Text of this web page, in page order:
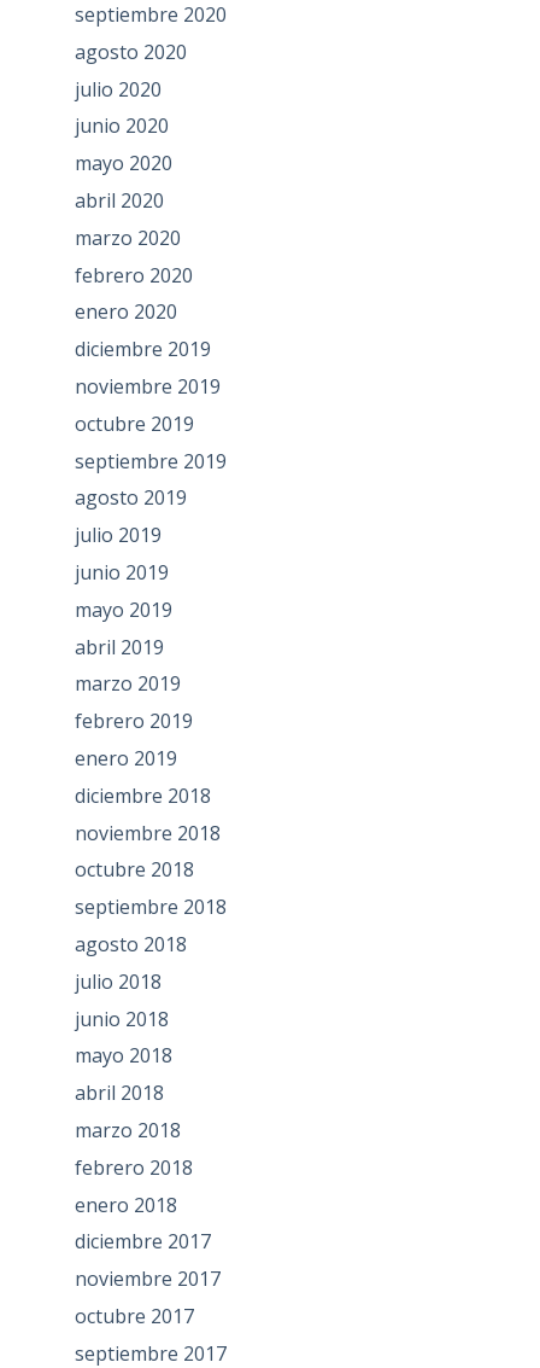
septiembre 2020
agosto 2020
julio 2020
junio 2020
mayo 2020
abril 2020
marzo 2020
febrero 2020
enero 2020
diciembre 2019
noviembre 2019
octubre 2019
septiembre 2019
agosto 2019
julio 2019
junio 2019
mayo 2019
abril 2019
marzo 2019
febrero 2019
enero 2019
diciembre 2018
noviembre 2018
octubre 2018
septiembre 2018
agosto 2018
julio 2018
junio 2018
mayo 2018
abril 2018
marzo 2018
febrero 2018
enero 2018
diciembre 2017
noviembre 2017
octubre 2017
septiembre 2017